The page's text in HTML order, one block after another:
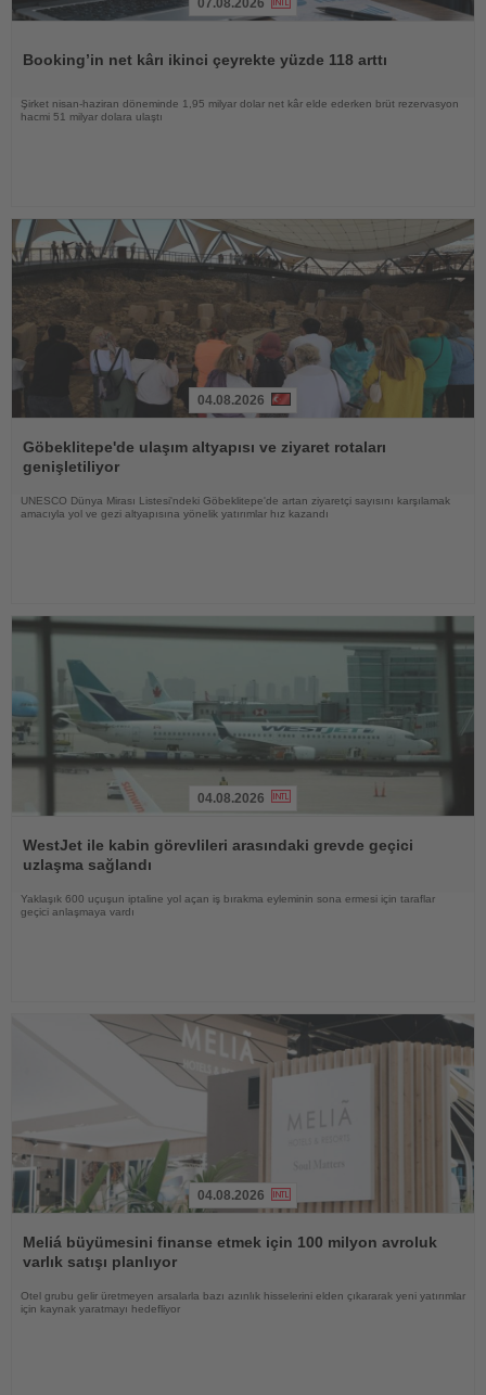
07.08.2026
Booking’in net kârı ikinci çeyrekte yüzde 118 arttı
Şirket nisan-haziran döneminde 1,95 milyar dolar net kâr elde ederken brüt rezervasyon
hacmi 51 milyar dolara ulaştı
Oku
04.08.2026
Göbeklitepe'de ulaşım altyapısı ve ziyaret rotaları
genişletiliyor
UNESCO Dünya Mirası Listesi'ndeki Göbeklitepe'de artan ziyaretçi sayısını karşılamak
amacıyla yol ve gezi altyapısına yönelik yatırımlar hız kazandı
Oku
04.08.2026
WestJet ile kabin görevlileri arasındaki grevde geçici
uzlaşma sağlandı
Yaklaşık 600 uçuşun iptaline yol açan iş bırakma eyleminin sona ermesi için taraflar
geçici anlaşmaya vardı
Oku
04.08.2026
Meliá büyümesini finanse etmek için 100 milyon avroluk
varlık satışı planlıyor
Otel grubu gelir üretmeyen arsalarla bazı azınlık hisselerini elden çıkararak yeni yatırımlar
için kaynak yaratmayı hedefliyor